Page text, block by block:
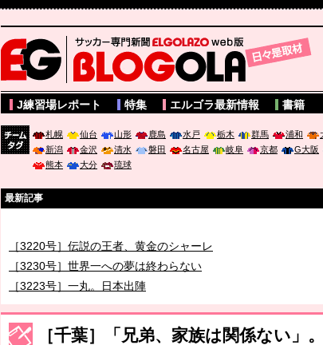
サッカー専門新聞ELGOLAZO web版 BLOGOLA
J練習場レポート 特集 エルゴラ最新情報 書籍
札幌 仙台 山形 鹿島 水戸 栃木 群馬 浦和
新潟
金沢 清水 磐田 名古屋 岐阜 京都 G大阪
熊本
大分 琉球
最新記事
［3220号］伝説の王者、黄金のシャーレ
［3230号］世界一への夢は終わらない
［3223号］一丸。日本出陣
［3222号］史上最大のW杯開幕 注目は「個」
長谷川 アーリアジャスールさんがシンポジウム「気候変動か
［千葉］「兄弟、家族は関係ない」